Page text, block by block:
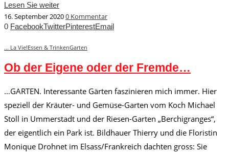
Lesen Sie weiter
16. September 20200 Kommentar
0 FacebookTwitterPinterestEmail
... La Vie!Essen & TrinkenGarten
Ob der Eigene oder der Fremde…
…GARTEN. Interessante Gärten faszinieren mich immer. Hier
speziell der Kräuter- und Gemüse-Garten vom Koch Michael
Stoll in Ummerstadt und der Riesen-Garten „Berchigranges“,
der eigentlich ein Park ist. Bildhauer Thierry und die Floristin
Monique Drohnet im Elsass/Frankreich dachten gross: Sie